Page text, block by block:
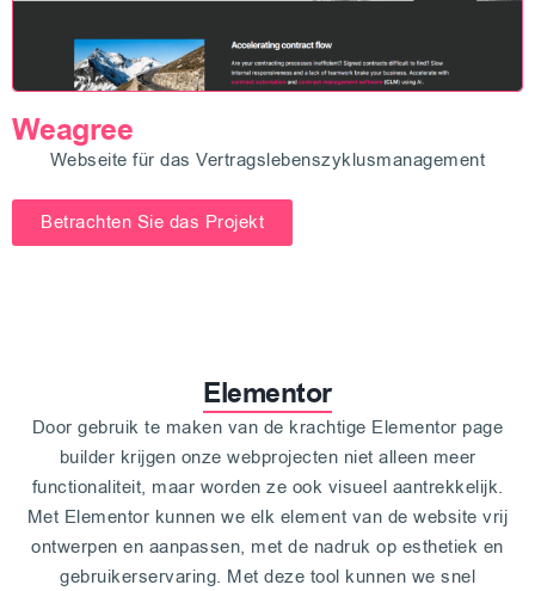
Weagree
Webseite für das Vertragslebenszyklusmanagement
Betrachten Sie das Projekt
Elementor
Door gebruik te maken van de krachtige Elementor page
builder krijgen onze webprojecten niet alleen meer
functionaliteit, maar worden ze ook visueel aantrekkelijk.
Met Elementor kunnen we elk element van de website vrij
ontwerpen en aanpassen, met de nadruk op esthetiek en
gebruikerservaring. Met deze tool kunnen we snel